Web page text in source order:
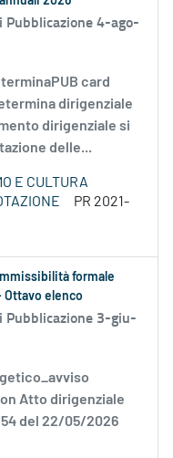
Pubblicazione 4-ago-
card
dirigenziale
dirigenziale si
delle...
E CULTURA
PR 2021-
formale
elenco
Pubblicazione 3-giu-
Atto dirigenziale
del 22/05/2026